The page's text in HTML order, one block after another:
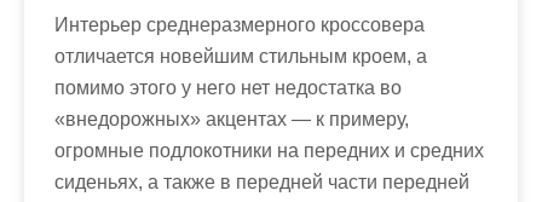
Интерьер среднеразмерного кроссовера
отличается новейшим стильным кроем, а
помимо этого у него нет недостатка во
«внедорожных» акцентах — к примеру,
огромные подлокотники на передних и средних
сиденьях, а также в передней части передней